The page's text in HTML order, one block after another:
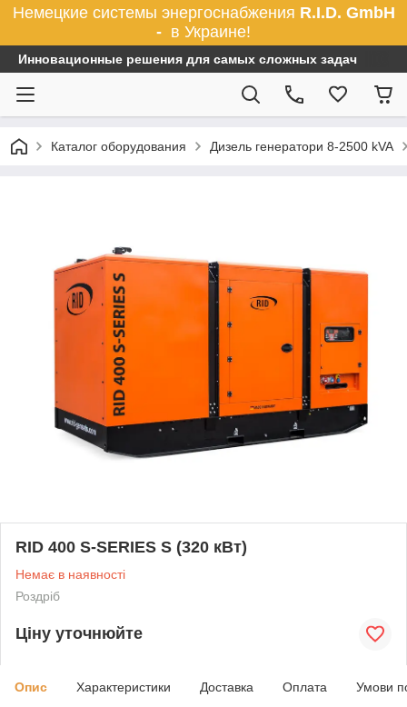
Немецкие системы энергоснабжения R.I.D. GmbH
- в Украине!
Инновационные решения для самых сложных задач
Каталог оборудования Дизель генератори 8-2500 kVA
RID 400 S-SERIES S (320 кВт)
Немає в наявності
Роздріб
Ціну уточнюйте
Опис Характеристики Доставка Оплата Умови